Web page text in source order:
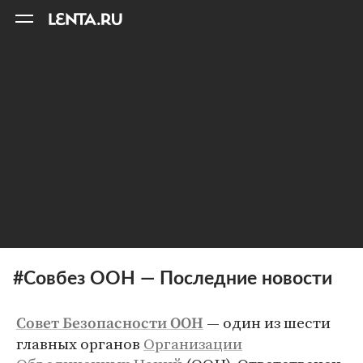
#Совбез ООН — Последние новости
Совет Безопасности ООН — один из шести
главных органов Организации